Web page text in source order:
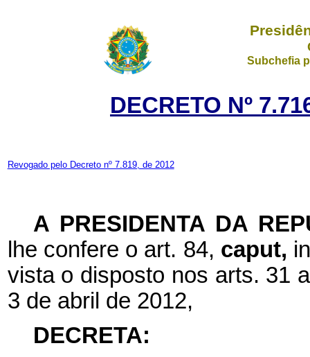
Subchefia
DECRETO Nº
Revogado pelo Decreto nº 7.819, de 2012
A PRESIDENTA DA
lhe confere o art. 84, caput,
vista o disposto nos arts. 31
3 de abril de 2012,
DECRETA: